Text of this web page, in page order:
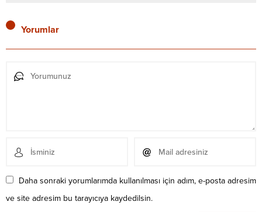
Yorumlar
Daha sonraki yorumlarımda kullanılması için adım, e-posta adresim
ve site adresim bu tarayıcıya kaydedilsin.